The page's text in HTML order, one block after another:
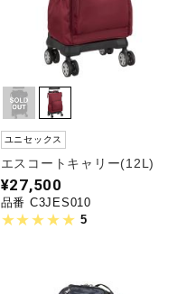
ユニセックス
エスコートキャリー(12L)
¥27,500
品番 C3JES010
5